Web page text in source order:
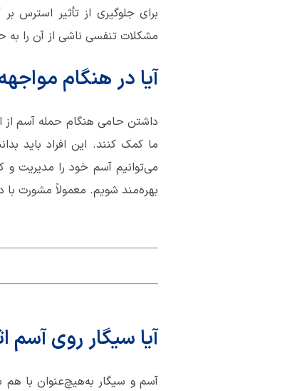
برای جلوگیری از تأثیر استرس
مشکلات تنفسی ناشی از آن را به
آیا در هنگام
داشتن حامی هنگام حمله آسم از
ما کمک کنند. این افراد باید
می‌توانیم آسم خود را مدیریت و
بهره‌مند شویم. معمولاً مشورت
آیا سیگار روی آسم
آسم و سیگار به‌هیچ‌عنوان با